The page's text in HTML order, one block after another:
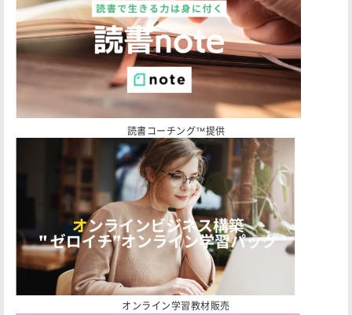
読書コーチング™️提供
オンライン学習教材販売